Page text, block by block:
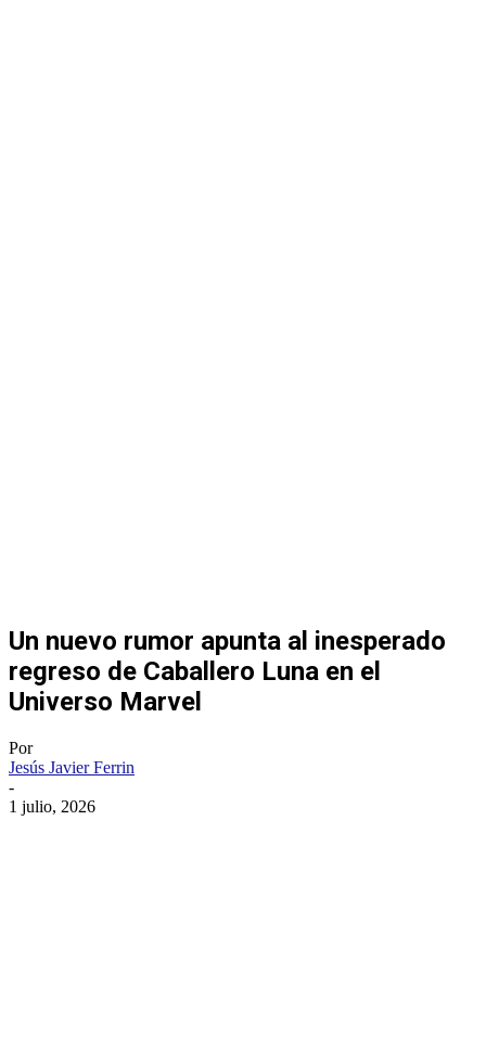
Un nuevo rumor apunta al inesperado
regreso de Caballero Luna en el
Universo Marvel
Por
Jesús Javier Ferrin
-
1 julio, 2026